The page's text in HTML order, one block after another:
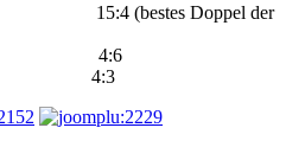
15:4 (bestes Doppel der
4:6
4:3